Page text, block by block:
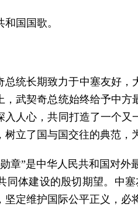
国国歌。
总统长期致力于中塞友好
，武契奇总统始终给予中
入人心，共同打造了一个
树立了国与国交往的典范，
章”是中华人民共和国对
同体建设的殷切期望。中
坚定维护国际公平正义，